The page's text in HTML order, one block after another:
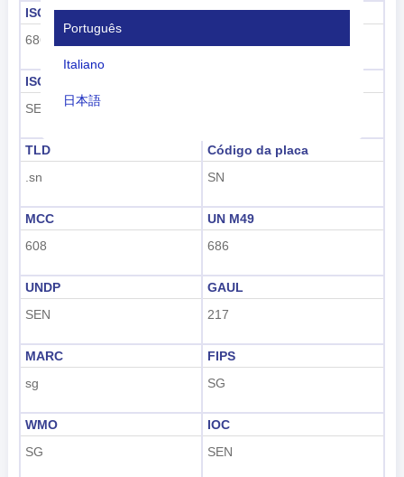
Português
Italiano
日本語
Indonesian
हिंदी
ISO 3166-1 numérico
686
ISO 3166-1-Alfa-2
ISO 3166-1-Alfa-3
SEN
TLD
.sn
Código da placa
SN
MCC
608
UN M49
686
UNDP
SEN
GAUL
217
MARC
sg
FIPS
SG
WMO
SG
IOC
SEN